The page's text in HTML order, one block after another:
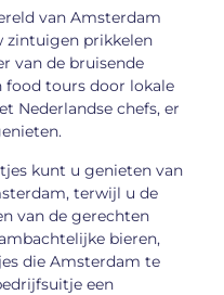
van Amsterdam
zintuigen prikkelen
van de bruisende
food tours door lokale
Nederlandse chefs, er
kunt u genieten van
terwijl u de
van de gerechten
bieren,
die Amsterdam te
een